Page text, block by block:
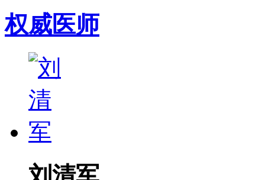
权威医师